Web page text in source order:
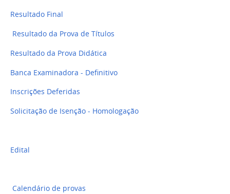
Resultado Final
Resultado da Prova de Títulos
Resultado da Prova Didática
Banca Examinadora - Definitivo
Inscrições Deferidas
Solicitação de Isenção - Homologação
Edital
Calendário de provas